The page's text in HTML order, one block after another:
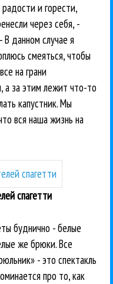
и горести,
через себя, -
данном случае я
смеяться, чтобы
на грани
за этим лежит что-то
капустник. Мы
вся наша жизнь на
спагетти
буднично - белые
же брюки. Все
- это спектакль
про то, как